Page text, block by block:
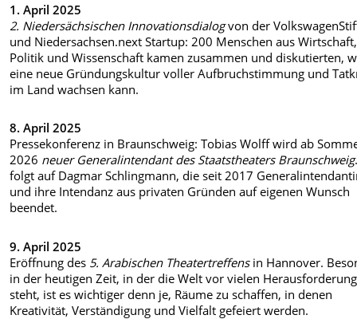
1. April 2025
2. Niedersächsischen Innovationsdialogvon der
und Niedersachsen.next Startup: 200 Menschen aus Wirtschaft,
Politik und Wissenschaft kamen zusammen und diskutierten,
eine neue Gründungskultur voller Aufbruchstimmung und
im Land wachsen kann.
8. April 2025
Pressekonferenz in Braunschweig: Tobias Wolff wird ab
2026 neuer Generalintendant des Staatstheaters Braunschweig
folgt auf Dagmar Schlingmann, die seit 2017
und ihre Intendanz aus privaten Gründen auf eigenen Wunsch
beendet.
9. April 2025
Eröffnung des 5. Arabischen Theatertreffensin Hannover.
in der heutigen Zeit, in der die Welt vor vielen
steht, ist es wichtiger denn je, Räume zu schaffen, in denen
Kreativität, Verständigung und Vielfalt gefeiert werden.